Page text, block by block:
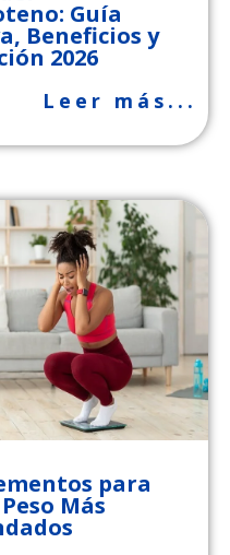
Guía
Beneficios y
2026
Leer más...
para
Más